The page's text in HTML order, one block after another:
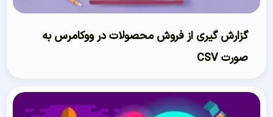
گزارش گیری از فروش محصولات در ووکامرس به
صورت CSV